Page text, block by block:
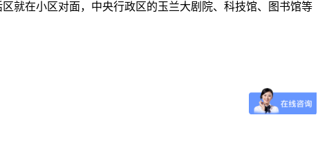
就在小区对面，中央行政区的玉兰大剧院、科技馆、图书馆等